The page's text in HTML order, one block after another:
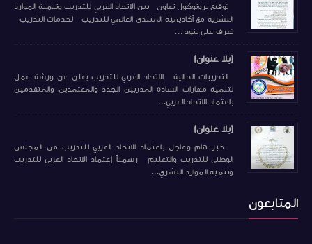
توقيع بروتوكول تعاون بين الاتحاد العربي للتدريب وتنمية الموارد
البشرية مع أكاديمية المنتدى العالمي للتدريب لخدمات التدريب
تعرف على بنود ...
(بلا عنوان)
التدريبات الحالية الاتحاد العربي للتدريب يعلن عن ورشة عمل
لتنمية مهارات السادة المدربين الجدد والمعتمدين والمتقدمين
باعتماد الاتحاد العربي...
(بلا عنوان)
خبر هام وعاجل باعتماد الاتحاد العربي للتدريب من المجلس
الوطنى للتدريب والتعليم رسمياً إعتماد الاتحاد العربي للتدريب
وتنمية الموارد البشري...
المتابعون